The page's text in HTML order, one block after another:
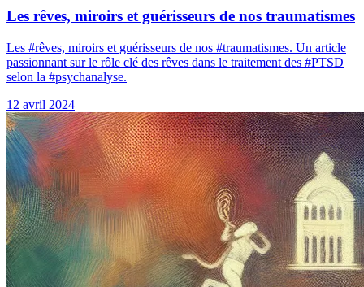
Les rêves, miroirs et guérisseurs de nos traumatismes
Les #rêves, miroirs et guérisseurs de nos #traumatismes. Un article
passionnant sur le rôle clé des rêves dans le traitement des #PTSD
selon la #psychanalyse.
12 avril 2024